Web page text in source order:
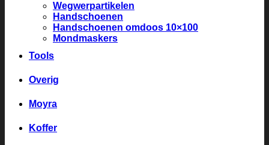
Wegwerpartikelen
Handschoenen
Handschoenen omdoos 10×100
Mondmaskers
Tools
Overig
Moyra
Koffer